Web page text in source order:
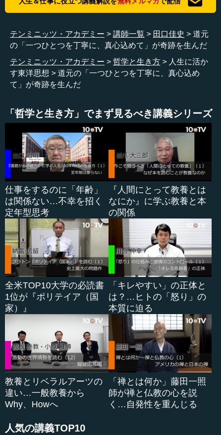
の人が修行に行く場所です。道元の頃は時代が荒れていた
ので、貴族の成れの果てのような人物がとかく僧侶になり
がちでした。そういういやらしいような連中が多くいるの
が僧の世界で、通俗的なものが嫌でこちらの世界に来た道
元にとっては、実はこちらのほうがもっと通俗的でひどい
部分もあり、嫌な思いをすることも多かったようです。
そのようななか、彼が「仏教とは何なのですか」と問う
と、「生まれながらにして、人間は仏だ」と返された。さ
らに「生まれながらにして悟っているものだ」ともいう。
これらを「本法性（ほんほうじょう）」と言い、「本来本
法性（ほんらいほんほうじょう）、天然自性身（てんねん
じしょうしん）」と言うのですが、「基本的に人間は生ま
れながらにして悟った存在であるというところから、仏教
は始まるのですよ」と言われたわけです。
この話を聞いた道元は、「仏であり、悟っているのに、
なぜ修行が必要か」と疑問を抱きます。それまでに何千人
もの修行...
テンミニッツ・アカデミー 講師一覧 田口佳史
道元
の「一つひとつを丁寧に、真心込めて」が奇跡を生んだ
テンミニッツ・アカデミー
哲学と生き方
人生に活か
す東洋思想
道元の「一つひとつを丁寧に、真心込め
て」が奇跡を生んだ
「哲学と生き方」でまず見るべき講義シリーズ
仕事をするのに「年齢」
は関係ない…不幸を招く
定年型思考
『人間にとって教養とは
なにか』に学ぶ教養と本
の関係
全米TOP10大学の必読書
1位が『ポリテイア（国
家）』
「キレやすい」の正体と
は？…ヒトの「怒り」の
本質に迫る
教養とリベラルアーツの
違い…一般教養から
Why、Howへ
「禅とは何か」藤田一照
師が禅と仏教の心を説
く…自発性を重んじる
人気の講義TOP10